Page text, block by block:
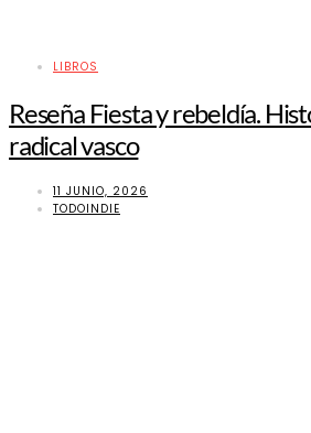
LIBROS
Reseña Fiesta y rebeldía.
radical vasco
11 JUNIO, 2026
TODOINDIE